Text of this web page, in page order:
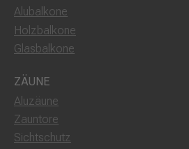
Alubalkone
Holzbalkone
Glasbalkone
ZÄUNE
Aluzäune
Zauntore
Sichtschutz